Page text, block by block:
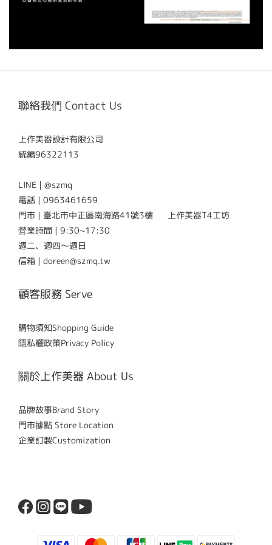
聯絡我們 Contact Us
上作美器設計有限公司
統編96322113
LINE | @szmq
電話 | 0963461659
門市 | 臺北市中正區南海路41號3樓 上作美器T4工坊
營業時間 | 9:30~17:30
週二、週四～週日
信箱 | doreen@szmq.tw
顧客服務 Serve
購物須知Shopping Guide
隱私權政策Privacy Policy
關於上作美器 About Us
品牌故事Brand Story
門市據點 Store Location
企業訂製Customization